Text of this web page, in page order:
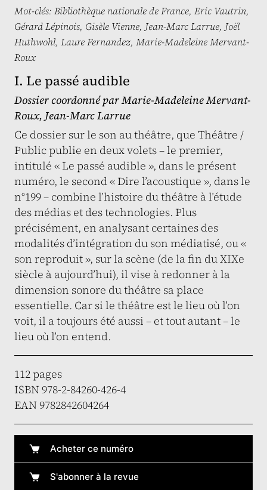
Mot-clés: Bibliothèque nationale de France, Eric Vautrin,
Gérard Lépinois, Gisèle Vienne, Jean-Marc Larrue, Joël
Huthwohl, Laure Fernandez, Marie-Madeleine Mervant-
Roux
I. Le passé audible
Dossier coordonné parMarie-Madeleine Mervant-
Roux, Jean-Marc Larrue
Ce dossier sur le son au théâtre, que Théâtre /
Public publie en deux volets – le premier,
intitulé « Le passé audible », dans le présent
numéro, le second « Dire l’acoustique », dans le
n°199 – combine l’histoire du théâtre à l’étude
des médias et des technologies. Plus
précisément, en analysant certaines des
modalités d’intégration du son médiatisé, ou «
son reproduit », sur la scène (de la fin du XIXe
siècle à aujourd’hui), il vise à redonner à la
dimension sonore du théâtre sa place
essentielle. Car si le théâtre est le lieu où l’on
voit, il a toujours été aussi – et tout autant – le
lieu où l’on entend.
112 pages
ISBN 978-2-84260-426-4
EAN 9782842604264
Acheter ce numéro
S'abonner à la revue